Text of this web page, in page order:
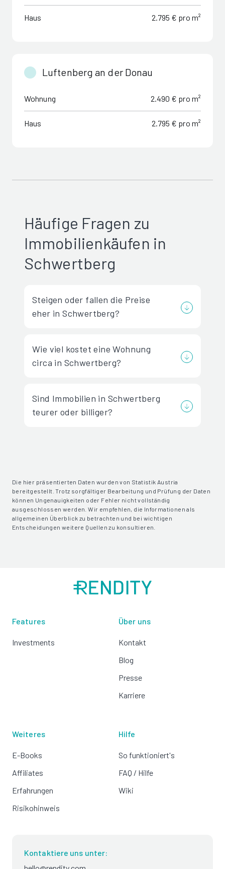
Haus 2.795 € pro m²
Luftenberg an der Donau
Wohnung 2.490 € pro m²
Haus 2.795 € pro m²
Häufige Fragen zu
Immobilienkäufen in
Schwertberg
Steigen oder fallen die Preise
eher in Schwertberg?
Wie viel kostet eine Wohnung
circa in Schwertberg?
Sind Immobilien in Schwertberg
teurer oder billiger?
Die hier präsentierten Daten wurden von Statistik Austria
bereitgestellt. Trotz sorgfältiger Bearbeitung und Prüfung der Daten
können Ungenauigkeiten oder Fehler nicht vollständig
ausgeschlossen werden. Wir empfehlen, die Informationen als
allgemeinen Überblick zu betrachten und bei wichtigen
Entscheidungen weitere Quellen zu konsultieren.
Features
Investments
Über uns
Kontakt
Blog
Presse
Karriere
Weiteres
E-Books
Affiliates
Erfahrungen
Risikohinweis
Hilfe
So funktioniert's
FAQ / Hilfe
Wiki
Kontaktiere uns unter: